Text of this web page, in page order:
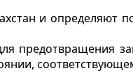
и определяют
предотвращения